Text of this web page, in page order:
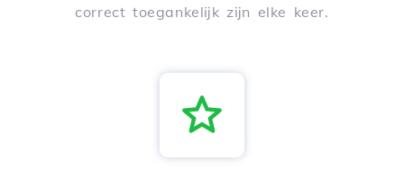
correct toegankelijk zijn elke keer.